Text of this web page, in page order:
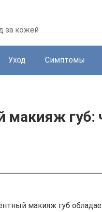
за кожей
Уход Симптомы
губ:
макияж губ